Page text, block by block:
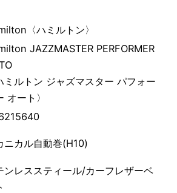
〈ハミルトン〉
JAZZMASTER PERFORMER
ミルトン ジャズマスター パフォー
オート〉
ニカル自動巻(H10)
ンレススティール/カーフレザーベ